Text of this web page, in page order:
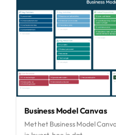
Business Model Canvas
Met het Business Model